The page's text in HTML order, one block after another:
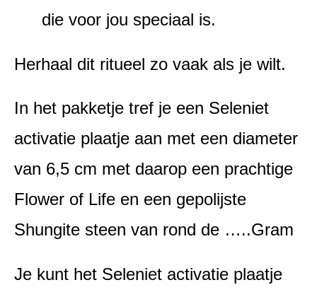
die voor jou speciaal is.
Herhaal dit ritueel zo vaak als je wilt.
In het pakketje tref je een Seleniet
activatie plaatje aan met een diameter
van 6,5 cm met daarop een prachtige
Flower of Life en een gepolijste
Shungite steen van rond de …..Gram
Je kunt het Seleniet activatie plaatje